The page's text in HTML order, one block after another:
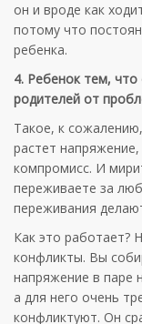
он и вроде как
потому что
ребенка.
4. Ребенок тем,
родителей от
Такое, к
растет
компромисс. И
переживаете за
переживания
Как это работает?
конфликты. Вы
напряжение в паре
а для него очень
конфликтуют. Он